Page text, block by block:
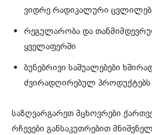
ვიდრე რადიკალური
რეგულარობა და
ყველაფერში
ბუნებრივი საშუალებები
ძვირადღირებულ პროდუქტებს
საზღვარგარეთ მცხოვრები
რჩევები განსაკუთრებით